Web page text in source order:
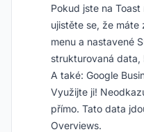
Pokud jste na
ujistěte se, že máte
menu a nastavené
strukturovaná
A také: Google
Využijte ji!
přímo. Tato data
Overviews.